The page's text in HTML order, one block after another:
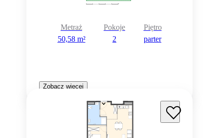
Metraż
50,58 m²
Pokoje
2
Piętro
parter
Zobacz więcej